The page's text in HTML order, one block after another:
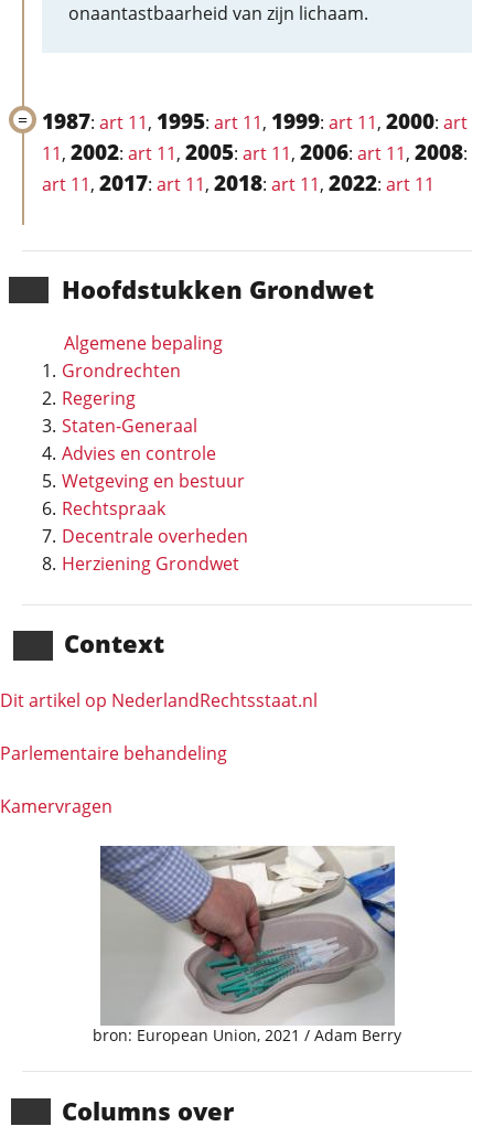
Hoofd­stukken Grondwet
Algemene bepaling
Grondrechten
Regering
Staten-Generaal
Advies en controle
Wetgeving en bestuur
Rechtspraak
Decentrale overheden
Herziening Grondwet
Context
Dit artikel op NederlandRechts­staat.nl
Parlementaire behandeling
Kamervragen
onaantastbaarheid van zijn lichaam.
1987: art 11, 1995: art 11, 1999: art 11, 2000: art
11, 2002: art 11, 2005: art 11, 2006: art 11, 2008:
art 11, 2017: art 11, 2018: art 11, 2022: art 11
bron: European Union, 2021 / Adam Berry
Columns over